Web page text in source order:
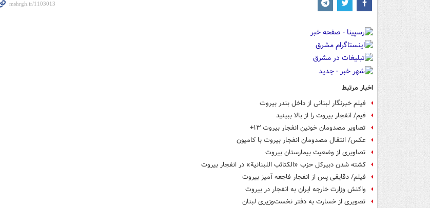
اخبار مرتبط
فیلم خبرنگار لبنانی از داخل بندر بیروت
فیم/ انفجار بیروت را از بالا ببینید
تصاویر مصدومان خونین انفجار بیروت ۱۳+
عکس/ انتقال مصدومان انفجار بیروت با کامیون
تصاویری از وضعیت بیمارستان بیروت
کشته شدن دبیرکل حزب «الکتائب اللبنانیة» در انفجار بیروت
فیلم/ دقایقی پس از انفجار فاجعه آمیز بیروت
واکنش وزارت خارجه ایران به انفجار در بیروت
تصویری از خسارت به دفتر نخست‌وزیری لبنان